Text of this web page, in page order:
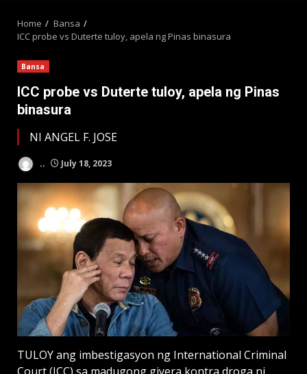
Home
Bansa
ICC probe vs Duterte tuloy, apela ng Pinas binasura
Bansa
ICC probe vs Duterte tuloy, apela ng Pinas
binasura
NI ANGEL F. JOSE
.. July 18, 2023
TULOY ang imbestigasyon ng International Criminal